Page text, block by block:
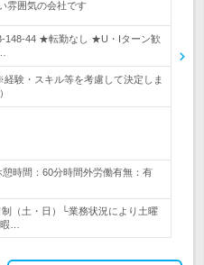
雰囲気の会社です
148-44 ★転勤なし ★U・Iターン歓
験・スキル等を考慮して決定しま
時間：60分時間外労働有無：有
制（土・日）└業務状況により土曜
…